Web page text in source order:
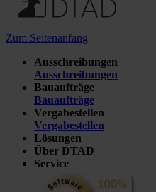
Zum Seitenanfang
Ausschreibungen
Ausschreibungen
Bauaufträge
Bauaufträge
Vergabestellen
Vergabestellen
Lösungen
Über DTAD
Service